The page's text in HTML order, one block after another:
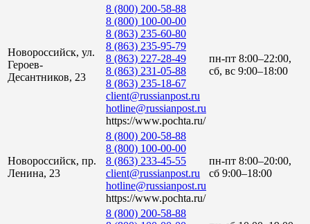
Новороссийск, ул.
Героев-
Десантников, 23
8 (800) 200-58-88
8 (800) 100-00-00
8 (863) 235-60-80
8 (863) 235-95-79
8 (863) 227-28-49
8 (863) 231-05-88
8 (863) 235-18-67
client@russianpost.ru
hotline@russianpost.ru
https://www.pochta.ru/
пн-пт 8:00–22:00,
сб, вс 9:00–18:00
Новороссийск, пр.
Ленина, 23
8 (800) 200-58-88
8 (800) 100-00-00
8 (863) 233-45-55
client@russianpost.ru
hotline@russianpost.ru
https://www.pochta.ru/
пн-пт 8:00–20:00,
сб 9:00–18:00
8 (800) 200-58-88